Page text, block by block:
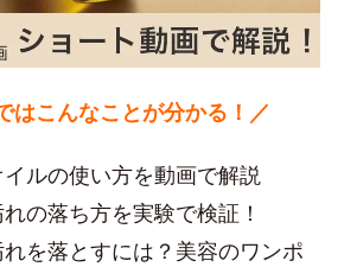
はこんなことが分かる！／
ルの使い方を動画で解説
の落ち方を実験で検証！
を落とすには？美容のワンポ